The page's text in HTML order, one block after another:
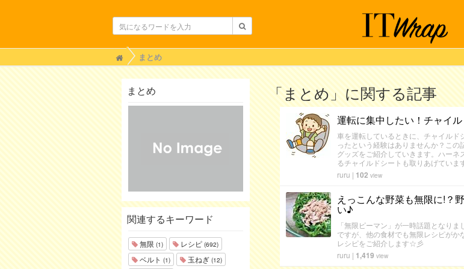
H
o
m
まとめ
まとめ
関連するキーワード
無限 (1) レシピ (692)
ベルト (1) 玉ねぎ (12)
「まとめ」に関する記事
運転に集中したい！チャイ
車を運転しているときに、チャイルド
ったという経験はありませんか？こ
グッズをご紹介していきます。ハー
るチャイルドシートも取りあげています
ruru | 102 view
えっこんな野菜も無限に!？
い♪
「無限ピーマン」が一時話題となり
ですが、他の食材でも無限レシピが
レシピをご紹介します☆彡
ruru | 1,419 view